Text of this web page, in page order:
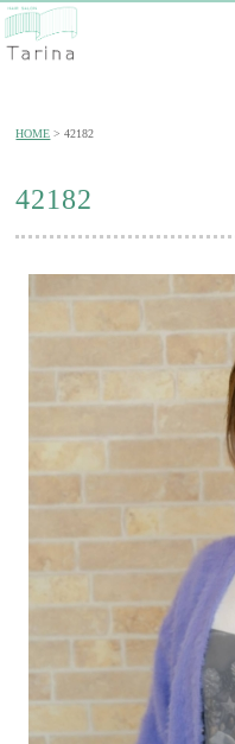
HOME 42182
42182